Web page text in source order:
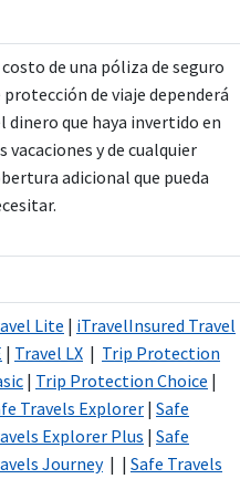
de una póliza de seguro
protección de viaje dependerá
dinero que haya invertido en
vacaciones y de cualquier
adicional que pueda
Lite | iTravelInsured Travel
| Travel LX | Trip Protection
| Trip Protection Choice |
Travels Explorer| Safe
Explorer Plus | Safe
Journey| | Safe Travels